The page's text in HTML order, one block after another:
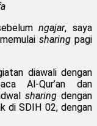
ngajar, saya
sharingpagi
diawali dengan
Al-Qur’an dan
sharing dengan
di SDIH 02, dengan